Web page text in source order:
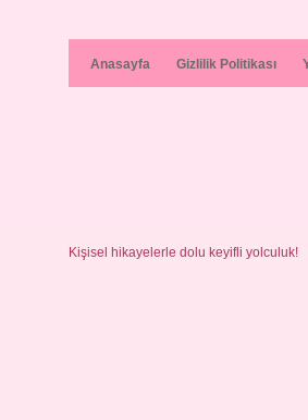
Anasayfa Gizlilik Politikası
Kişisel hikayelerle dolu keyifli yolculuk!